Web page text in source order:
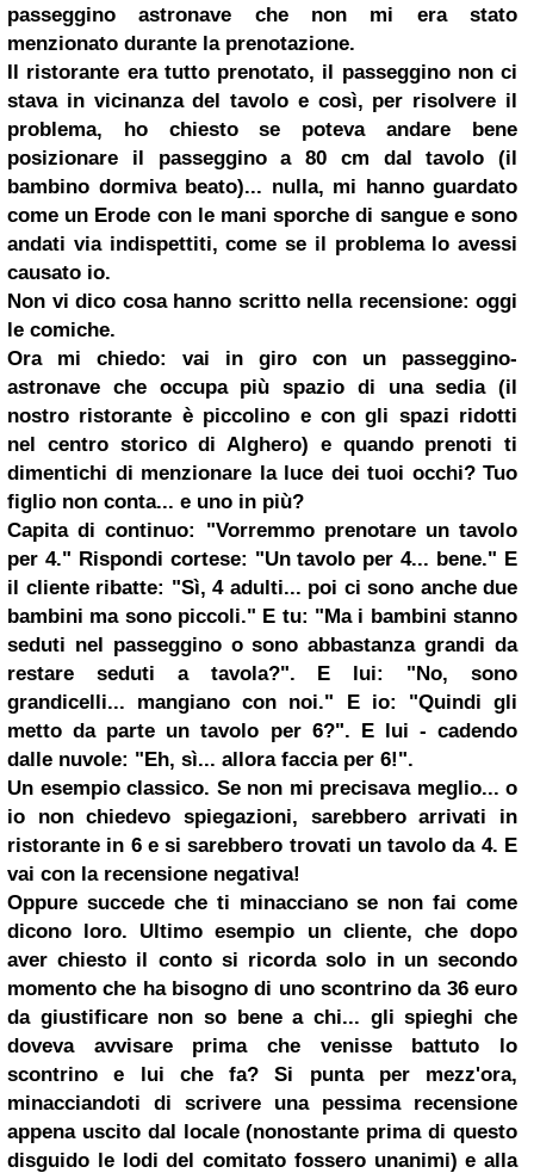
passeggino astronave che non mi era stato
menzionato durante la prenotazione.
Il ristorante era tutto prenotato, il passeggino non ci
stava in vicinanza del tavolo e così, per risolvere il
problema, ho chiesto se poteva andare bene
posizionare il passeggino a 80 cm dal tavolo (il
bambino dormiva beato)... nulla, mi hanno guardato
come un Erode con le mani sporche di sangue e sono
andati via indispettiti, come se il problema lo avessi
causato io.
Non vi dico cosa hanno scritto nella recensione: oggi
le comiche.
Ora mi chiedo: vai in giro con un passeggino-
astronave che occupa più spazio di una sedia (il
nostro ristorante è piccolino e con gli spazi ridotti
nel centro storico di Alghero) e quando prenoti ti
dimentichi di menzionare la luce dei tuoi occhi? Tuo
figlio non conta... e uno in più?
Capita di continuo: "Vorremmo prenotare un tavolo
per 4." Rispondi cortese: "Un tavolo per 4... bene." E
il cliente ribatte: "Sì, 4 adulti... poi ci sono anche due
bambini ma sono piccoli." E tu: "Ma i bambini stanno
seduti nel passeggino o sono abbastanza grandi da
restare seduti a tavola?". E lui: "No, sono
grandicelli... mangiano con noi." E io: "Quindi gli
metto da parte un tavolo per 6?". E lui - cadendo
dalle nuvole: "Eh, sì... allora faccia per 6!".
Un esempio classico. Se non mi precisava meglio... o
io non chiedevo spiegazioni, sarebbero arrivati in
ristorante in 6 e si sarebbero trovati un tavolo da 4. E
vai con la recensione negativa!
Oppure succede che ti minacciano se non fai come
dicono loro. Ultimo esempio un cliente, che dopo
aver chiesto il conto si ricorda solo in un secondo
momento che ha bisogno di uno scontrino da 36 euro
da giustificare non so bene a chi... gli spieghi che
doveva avvisare prima che venisse battuto lo
scontrino e lui che fa? Si punta per mezz'ora,
minacciandoti di scrivere una pessima recensione
appena uscito dal locale (nonostante prima di questo
disguido le lodi del comitato fossero unanimi) e alla